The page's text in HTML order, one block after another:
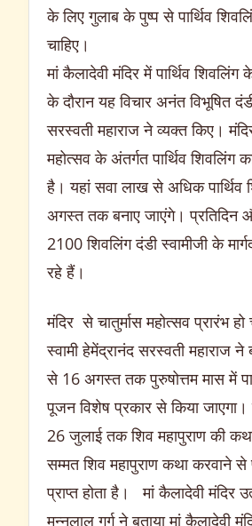
के लिए गुलाब के पुष्प से पार्थिव
चाहिए।
मां कैलादेवी मंदिर में पार्थिव शिवलिंग
के दौरान यह विचार अनंत विभूषित
सरस्वती महाराज ने व्यक्त किए।
महोत्सव के अंतर्गत पार्थिव शिवलिंग का
है। यहां सवा लाख से अधिक पार्थिव
अगस्त तक बनाए जाएंगे।
2100 शिवलिंग दंडी स्वामीजी के
रहे हैं।
मंदिर से चातुर्मास महोत्सव प्रारंभ
स्वामी हेमेंद्रानंद सरस्वती महाराज
से 16 अगस्त तक पुरुषोत्तम मास में
पूजन विशेष प्रकार से किया जाएगा।
26 जुलाई तक शिव महापुराण की
सम्मत शिव महापुराण कथा करवाने
प्राप्त होता है। मां कैलादेवी मंदिर
मन्नूलाल गर्ग ने बताया मां कैलादेवी